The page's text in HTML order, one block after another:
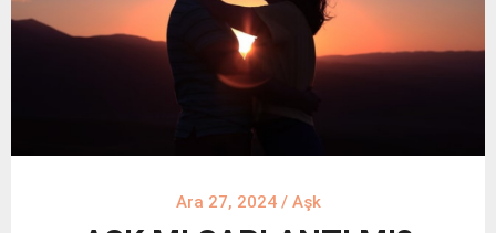
Ara 27, 2024/ Aşk